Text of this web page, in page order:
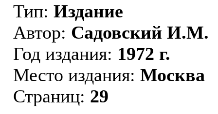
Тип: Издание
Автор: Садовский И.М.
Год издания: 1972 г.
Место издания: Москва
Страниц: 29